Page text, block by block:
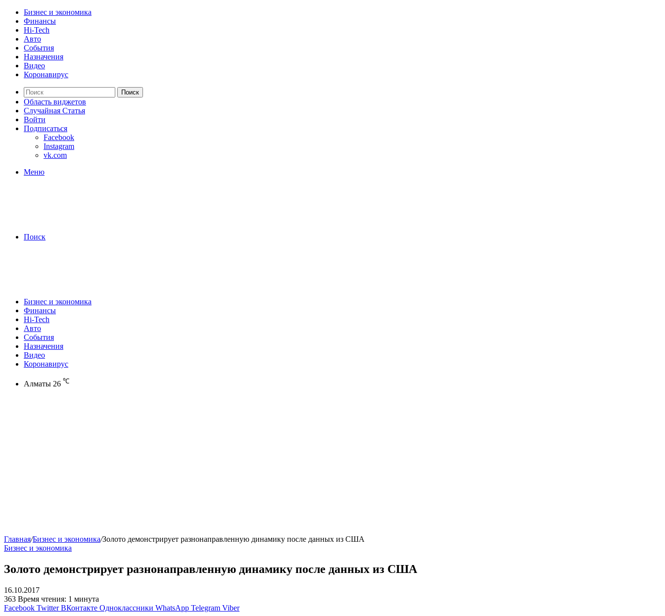
Бизнес и экономика
Финансы
Hi-Tech
Авто
События
Назначения
Видео
Коронавирус
Поиск
Область виджетов
Случайная Статья
Войти
Подписаться
Facebook
Instagram
vk.com
Меню
Поиск
Бизнес и экономика
Финансы
Hi-Tech
Авто
События
Назначения
Видео
Коронавирус
Алматы 26 ℃
Главная/Бизнес и экономика/Золото демонстрирует разнонаправленную динамику после данных из США
Бизнес и экономика
Золото демонстрирует разнонаправленную динамику после данных из США
16.10.2017
363 Время чтения: 1 минута
Facebook Twitter ВКонтакте Одноклассники WhatsApp Telegram Viber